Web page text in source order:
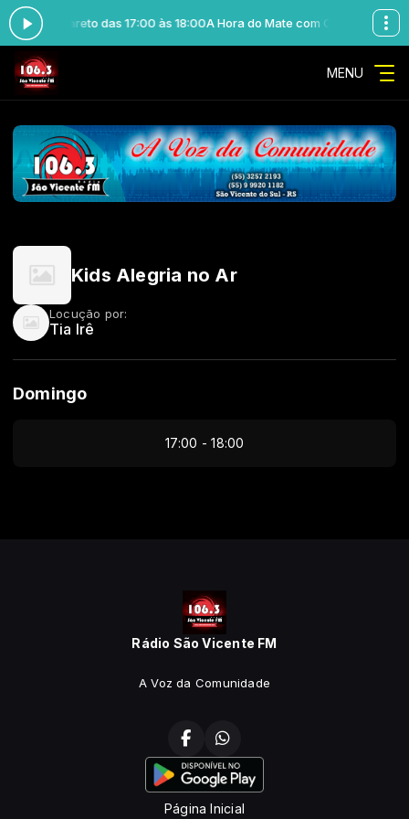
Celso Munareto das 17:00 às 18:00A Hora do Mate com Celso
MENU
Kids Alegria no Ar
Locução por:
Tia Irê
Domingo
17:00 - 18:00
Rádio São Vicente FM
A Voz da Comunidade
Página Inicial